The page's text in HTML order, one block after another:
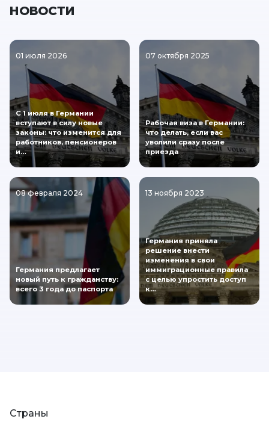
НОВОСТИ
01 июля 2026
С 1 июля в Германии
вступают в силу новые
законы: что изменится для
работников, пенсионеров
и…
07 октября 2025
Рабочая виза в Германии:
что делать, если вас
уволили сразу после
приезда
08 февраля 2024
Германия предлагает
новый путь к гражданству:
всего 3 года до паспорта
13 ноября 2023
Германия приняла
решение внести
изменения в свои
иммиграционные правила
с целью упростить доступ
к…
Страны